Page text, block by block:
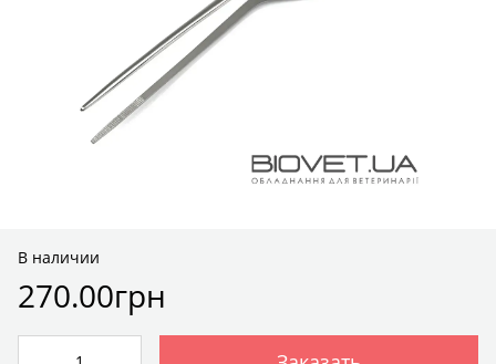
В наличии
270.00грн